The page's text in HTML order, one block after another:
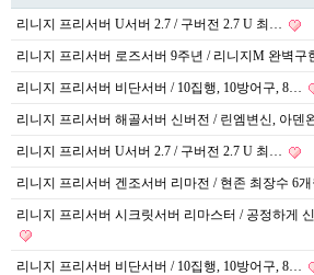
리니지 프리서버 U서버 2.7 / 구버전 2.7 U 최…
리니지 프리서버 로즈서버 9주년 / 리니지M 완벽구
리니지 프리서버 비단서버 / 10집행, 10방어구, 8…
리니지 프리서버 해골서버 신버전 / 린엠변신, 아덴
리니지 프리서버 U서버 2.7 / 구버전 2.7 U 최…
리니지 프리서버 겐조서버 리마전 / 현존 최장수 6
리니지 프리서버 시크릿서버 리마스터 / 공정하게
리니지 프리서버 비단서버 / 10집행, 10방어구, 8…